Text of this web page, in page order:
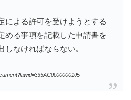
よる許可を受けようとする
める事項を記載した申請書を
しなければならない。